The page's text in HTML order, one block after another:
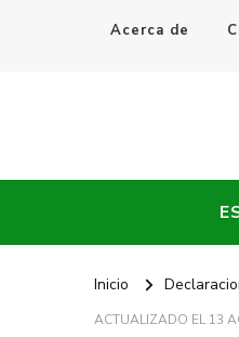
Acerca de
Every
Inicio
ACTUALIZADO EL13